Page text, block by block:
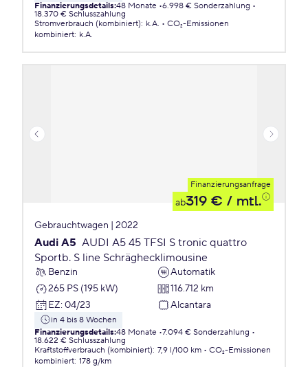
Finanzierungsdetails:48 Monate 6.998 € Sonderzahlung
18.370 € Schlusszahlung
Stromverbrauch (kombiniert): k.A.
CO₂-Emissionen
kombiniert: k.A.
Finanzierungsanfrage
ab319 € / mtl.
Gebrauchtwagen | 2022
Audi A5 AUDI A5 45 TFSI S tronic quattro
Sportb. S line Schräghecklimousine
Benzin
Automatik
265 PS (195 kW)
116.712 km
EZ: 04/23 Alcantara
in 4 bis 8 Wochen
Finanzierungsdetails:48 Monate 7.094 € Sonderzahlung
18.622 € Schlusszahlung
Kraftstoffverbrauch (kombiniert): 7,9 l/100 km
CO₂-Emissionen
kombiniert: 178 g/km